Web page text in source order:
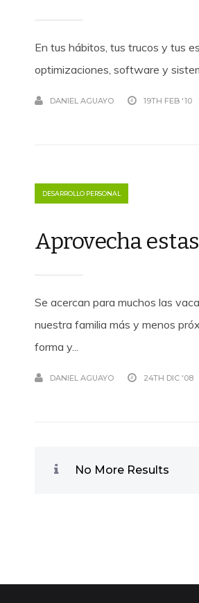
En tus hábitos, tus trucos y tus
optimizaciones, software y
DANIEL AGUAYO 19TH FEB '10
DESARROLLO PERSONAL
Aprovecha
Se acercan para muchos las
nuestra familia más y menos
forma y...
DANIEL AGUAYO 24TH DIC '08
No More Results